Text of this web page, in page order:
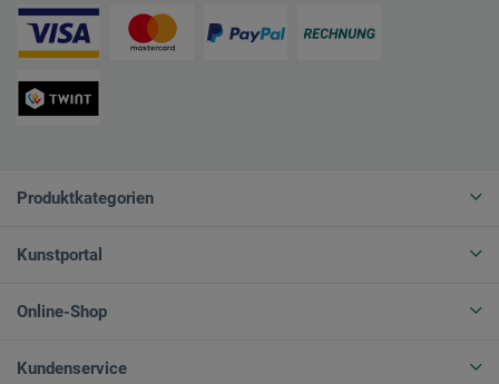
Produktkategorien
Kunstportal
Online-Shop
Kundenservice